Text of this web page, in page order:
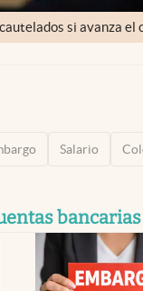
si avanza el
Salario
bancarias